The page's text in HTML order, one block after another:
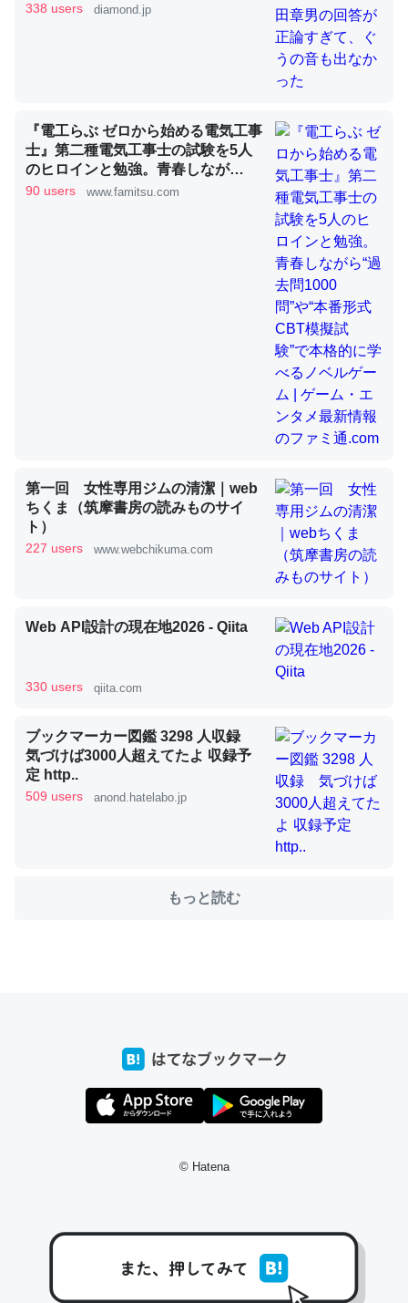
─GPTの仕組みと限界についての考察（１） - conceptualization
昆虫ってカルシウム少ないのか。知らんかった。調べたら
コオロギのカルシウム分はエビの600分の1程度。
─ニュース :: 【研究発表】昆虫学の大問題＝「昆虫はなぜ海にいな
いのか」に関する新仮説
論文では「淡水はカルシウムも酸素も不足してて両方に不
利だから両方が拮抗してるのでは」とあって面白い。海に
いる鋏角類（カブトガニ・ウミグモ）はカルシウムを使わ
ずキチンを強化してる筈だが、酵素が違うのか？
─ニュース :: 【研究発表】昆虫学の大問題＝「昆虫はなぜ海にいな
これを元に考えるとカルシウムを大量に使う脊椎動物と貝
類は苦労してるんだな…。腹足類だと殻を無くしてナメク
いのか」に関する新仮説
ウチもEchoを実家に置いて４年。でたまに覗いてる。ぼ
ちぼちRingも置こうかと画策中。あと、Googleマップで
位置情報を共有してる。電池残量や充電中かが分かるので
これ見て生きてるなって分かる。
─たまにLINEするくらいだった遠方の父67歳と僕。ITツール導入で
コミュニケーションが劇的に変化した｜tayorini by LIFULL介護
─たまにLINEするくらいだった遠方の父67歳と僕。ITツール導入で
コミュニケーションが劇的に変化した｜tayorini by LIFULL介護
回線代ほとんどかからないですよ。参考：
https://toyoshi.hatenablog.com/entry/2019/05/15/1805
─たまにLINEするくらいだった遠方の父67歳と僕。ITツール導入で
338 users diamond.jp
『電工らぶ ゼロから始める電気工事
士』第二種電気工事士の試験を5人
のヒロインと勉強。青春しなが
ら“過去問1000問”や“本番形式CBT
90 users www.famitsu.com
第一回 女性専用ジムの清潔｜web
ちくま（筑摩書房の読みものサイ
ト）
227 users www.webchikuma.com
Web API設計の現在地2026 - Qiita
330 users qiita.com
ブックマーカー図鑑 3298 人収録
気づけば3000人超えてたよ 収録予
定 http..
509 users anond.hatelabo.jp
もっと読む
© Hatena